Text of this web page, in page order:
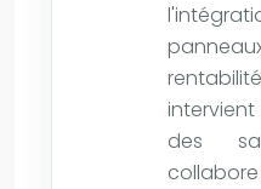
des